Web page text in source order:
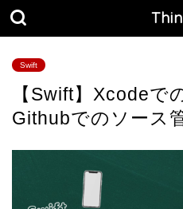
Swift
【Swift】Xcodeで
Githubでのソース